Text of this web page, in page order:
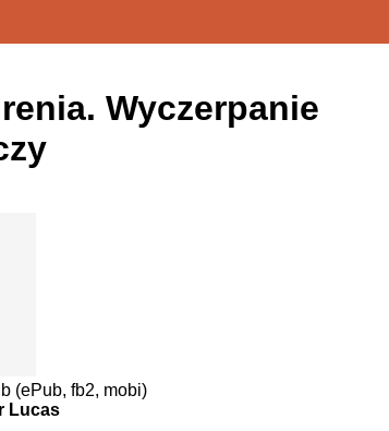
Wyczerpanie
(ePub, fb2, mobi)
Lucas